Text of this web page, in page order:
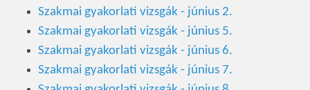
Szakmai gyakorlati vizsgák - június 2.
Szakmai gyakorlati vizsgák - június 5.
Szakmai gyakorlati vizsgák - június 6.
Szakmai gyakorlati vizsgák - június 7.